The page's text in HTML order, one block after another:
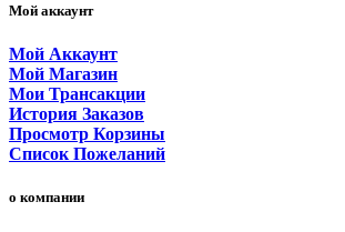
Мой аккаунт
Мой Аккаунт
Мой Магазин
Мои Трансакции
История Заказов
Просмотр Корзины
Список Пожеланий
о компании